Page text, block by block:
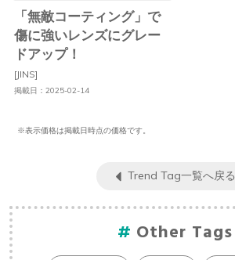
「無敵コーティング」で
傷に強いレンズにグレー
ドアップ！
[JINS]
掲載日：2025-02-14
※表示価格は掲載日時点の価格です。
Trend Tag一覧へ戻る
Other Tags